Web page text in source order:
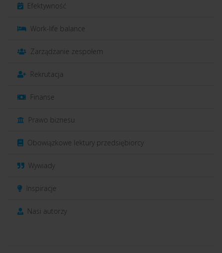
Efektywność
Work-life balance
Zarządzanie zespołem
Rekrutacja
Finanse
Prawo biznesu
Obowiązkowe lektury przedsiębiorcy
Wywiady
Inspiracje
Nasi autorzy